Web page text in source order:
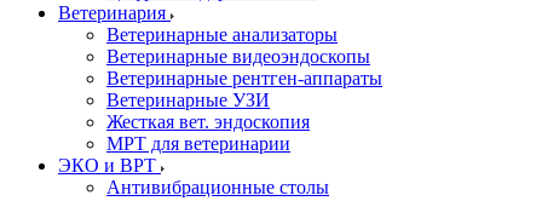
Ветеринария
Ветеринарные анализаторы
Ветеринарные видеоэндоскопы
Ветеринарные рентген-аппараты
Ветеринарные УЗИ
Жесткая вет. эндоскопия
МРТ для ветеринарии
ЭКО и ВРТ
Антивибрационные столы